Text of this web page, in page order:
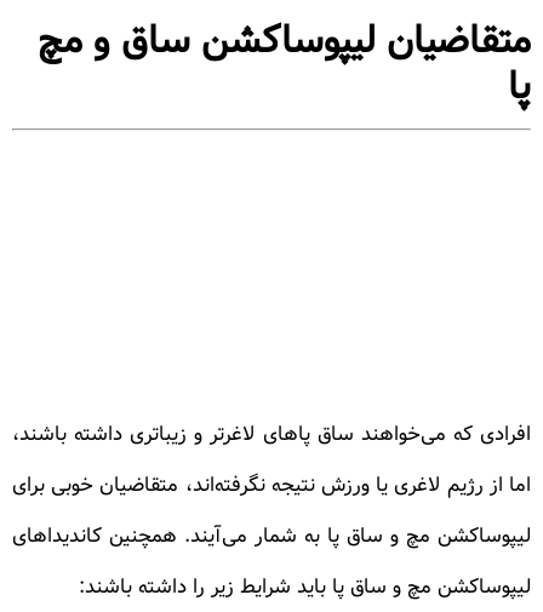
متقاضیان لیپوساکشن ساق و مچ
پا
افرادی که می‌خواهند ساق پاهای لاغرتر و زیباتری داشته باشند،
اما از رژیم لاغری یا ورزش نتیجه نگرفته‌اند، متقاضیان خوبی برای
لیپوساکشن مچ و ساق پا به شمار می‌آیند. همچنین کاندیداهای
لیپوساکشن مچ و ساق پا باید شرایط زیر را داشته باشند: